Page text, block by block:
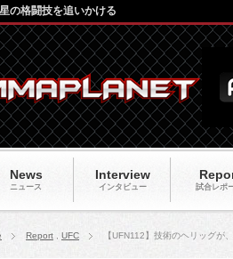
News
ニュース
Interview
インタビュー 試合レポ
の格闘技を追いかける
Report UFC 【UFN112】技術のヘリッグが